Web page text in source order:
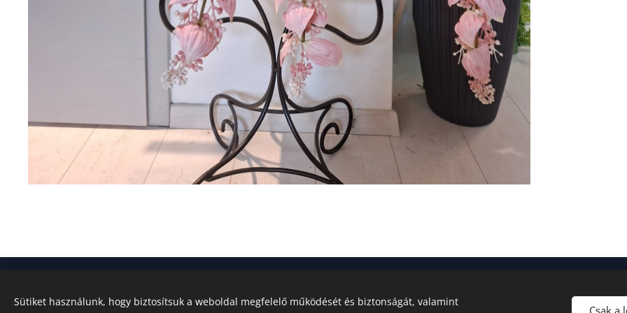
© 2024 Minden jog fenntartva
Sütiket használunk, hogy biztosítsuk a weboldal megfelelő működését és biztonságát, valamint
Csak a